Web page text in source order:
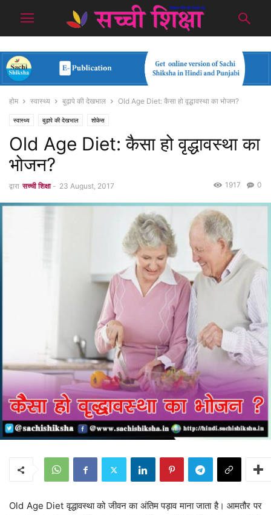
होम स्वास्थ्य बुढ़ापे की देखभाल Old Age Diet: कैसा हो वृद्धावस्था का भोजन?
स्वास्थ्य बुढ़ापे की देखभाल शोकेस
Old Age Diet: कैसा हो वृद्धावस्था का
भोजन?
द्वारा सच्ची शिक्षा - 23 August, 2017 0
1917
Old Age Diet वृद्धावस्था को जीवन का अंतिम पड़ाव माना जाता है। आमतौर पर